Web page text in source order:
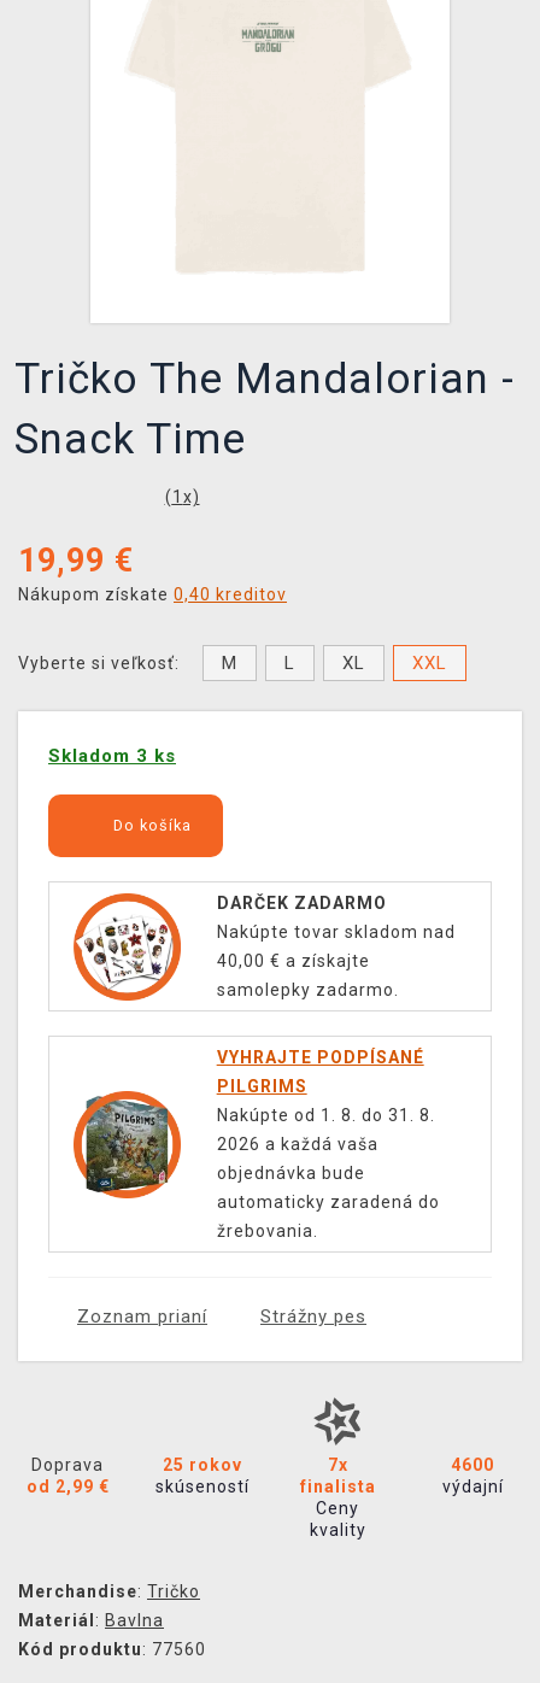
XZONE KLUB
Tričko The Mandalorian -
Snack Time
(1 x)
19,99 €
Nákupom získate 0,40 kreditov
Vyberte si veľkosť: M L XL XXL
Skladom 3 ks
Do košíka
DARČEK ZADARMO
Nakúpte tovar skladom nad
40,00 € a získajte
samolepky zadarmo.
VYHRAJTE PODPÍSANÉ
PILGRIMS
Nakúpte od 1. 8. do 31. 8.
2026 a každá vaša
objednávka bude
automaticky zaradená do
žrebovania.
Zoznam prianí Strážny pes
Doprava
od 2,99 €
25 rokov
skúseností
7x
finalista
Ceny
kvality
4600
výdajní
Merchandise: Tričko
Materiál : Bavlna
Kód produktu: 77560